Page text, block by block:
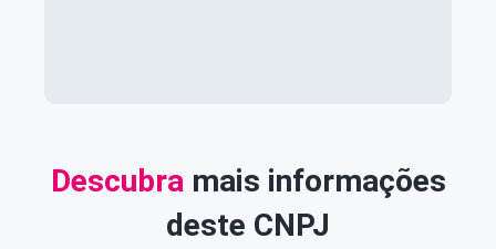
Descubra mais informações
deste CNPJ